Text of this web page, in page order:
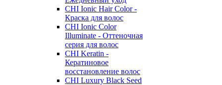
CHI Ionic Hair Color -
Краска для волос
CHI Ionic Color
Illuminate - Оттеночная
серия для волос
CHI Keratin -
Кератиновое
восстановление волос
CHI Luxury Black Seed